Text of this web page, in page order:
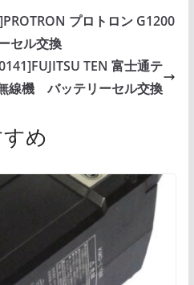
プロトロン G1200
セル交換
TEN 富士通テ
線機 バッテリーセル交換
め